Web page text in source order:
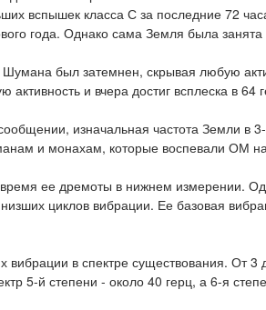
вспышек класса С за последние 72
года. Однако сама Земля была
был затемнен, скрывая любую
и вчера достиг всплеска в 64
изначальная частота Земли в
и монахам, которые воспевали ОМ
ее дремоты в нижнем измерении.
циклов вибрации. Ее базовая
в спектре существования. От
5-й степени - около 40 герц, а 6-я